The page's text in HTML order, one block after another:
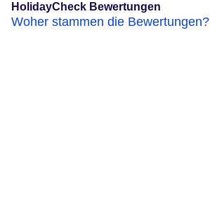
HolidayCheck Bewertungen
Woher stammen die Bewertungen?